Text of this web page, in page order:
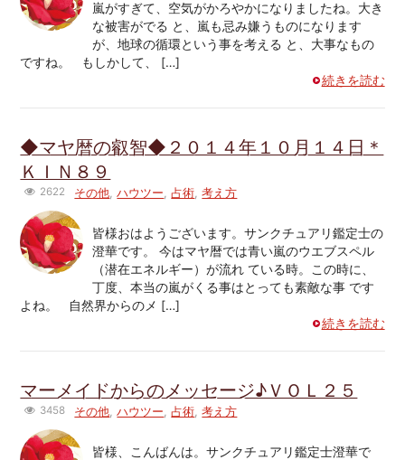
嵐がすぎて、空気がかろやかになりましたね。大き
な被害がでる と、嵐も忌み嫌うものになります
が、地球の循環という事を考える と、大事なもの
ですね。 もしかして、 […]
続きを読む
◆マヤ暦の叡智◆２０１４年１０月１４日＊
ＫＩＮ８９
2622 その他 ,ハウツー ,占術 ,考え方
皆様おはようございます。サンクチュアリ鑑定士の
澄華です。 今はマヤ暦では青い嵐のウエブスペル
（潜在エネルギー）が流れ ている時。この時に、
丁度、本当の嵐がくる事はとっても素敵な事 です
よね。 自然界からのメ […]
続きを読む
マーメイドからのメッセージ♪ＶＯＬ２５
3458 その他 ,ハウツー ,占術 ,考え方
皆様、こんばんは。サンクチュアリ鑑定士澄華で